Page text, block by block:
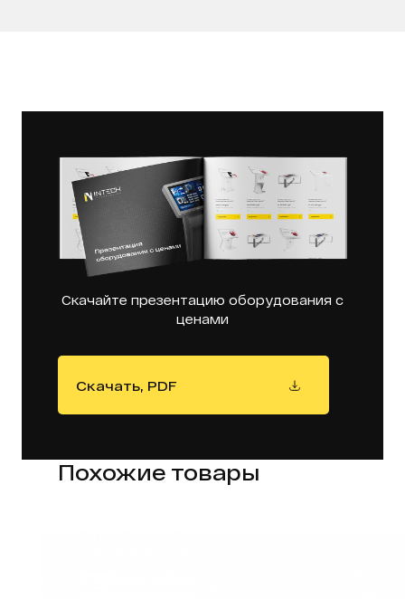
Скачайте презентацию оборудования с
ценами
Скачать, PDF
Похожие товары